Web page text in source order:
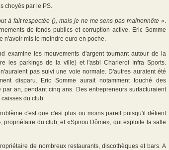
choyés par le PS.
à fait respectée (), mais je ne me sens pas malhonnête ».
de fonds publics et corruption active, Eric Somme
n'avoir mis le moindre euro en poche.
examine les mouvements d'argent tournant autour de la
les parkings de la ville) et l'asbl Charleroi Infra Sports.
pas suivi une voie normale. D'autres auraient été
disparu. Eric Somme aurait notamment touché des
an, pendant cinq ans. Des entrepreneurs surfacturaient
du club.
c'est que c'est plus ou moins pareil puisqu'il détient
propriétaire du club, et «Spirou Dôme», qui exploite la salle
de nombreux restaurants, discothèques et bars. A